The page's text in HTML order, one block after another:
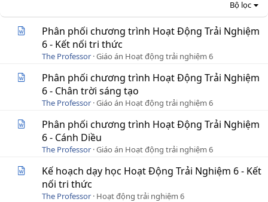
Bộ lọc
Phân phối chương trình Hoạt Động Trải Nghiệm
6 - Kết nối tri thức
The Professor Giáo án Hoạt động trải nghiệm 6
Phân phối chương trình Hoạt Động Trải Nghiệm
6 - Chân trời sáng tạo
The Professor Giáo án Hoạt động trải nghiệm 6
Phân phối chương trình Hoạt Động Trải Nghiệm
6 - Cánh Diều
The Professor Giáo án Hoạt động trải nghiệm 6
Kế hoạch dạy học Hoạt Động Trải Nghiệm 6 - Kết
nối tri thức
The Professor Hoạt động trải nghiệm 6